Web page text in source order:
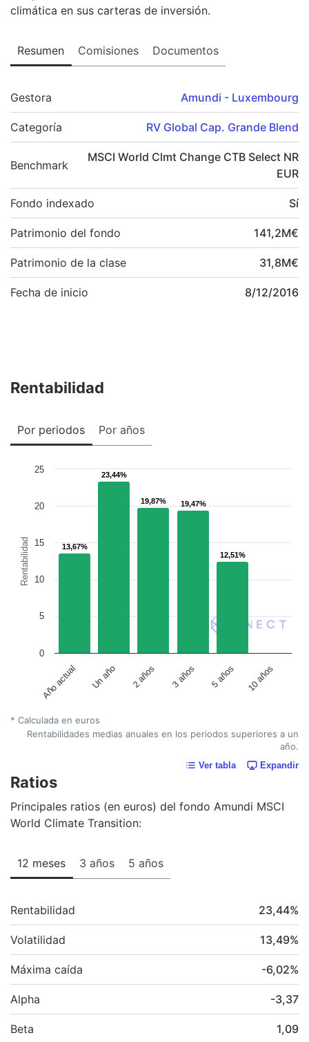
climática en sus carteras de inversión.
Resumen Comisiones Documentos
Gestora Amundi - Luxembourg
Categoría RV Global Cap. Grande Blend
Benchmark
MSCI World Clmt Change CTB Select NR
EUR
Fondo indexado Sí
Patrimonio del fondo 141,2M€
Patrimonio de la clase 31,8M€
Fecha de inicio 8/12/2016
Rentabilidad
Por periodos Por años
Rentabilidad 13,67%
13,67%
23,44%
23,44%
19,87%
19,87% 19,47%
19,47%
12,51%
12,51%
Año actual Un año 2 años 3 años 5 años 10 años
0
5
10
15
20
25
* Calculada en euros
Rentabilidades medias anuales en los periodos superiores a un
año.
Ver tabla Expandir
Ratios
Principales ratios (en euros) del fondo Amundi MSCI
World Climate Transition:
12 meses 3 años 5 años
Rentabilidad 23,44%
Volatilidad 13,49%
Máxima caída -6,02%
Alpha -3,37
Beta 1,09